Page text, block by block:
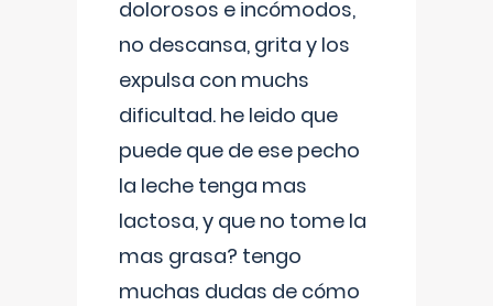
dolorosos e incómodos,
no descansa, grita y los
expulsa con muchs
dificultad. he leido que
puede que de ese pecho
la leche tenga mas
lactosa, y que no tome la
mas grasa? tengo
muchas dudas de cómo